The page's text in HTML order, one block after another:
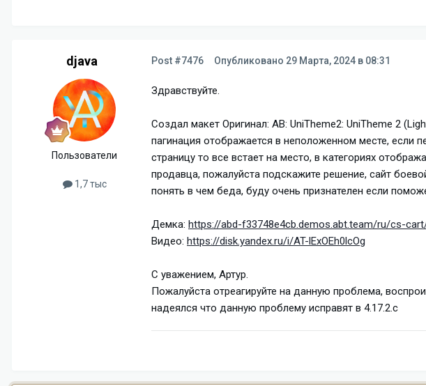
djava
Пользователи
1,7 тыс
Post #7476 Опубликовано 29 Марта, 2024 в 08:31
Здравствуйте.
Создал макет Оригинал: AB: UniTheme2: UniTheme 2
пагинация отображается в неположенном месте, если
страницу то все встает на место, в категориях
продавца, пожалуйста подскажите решение, сайт
понять в чем беда, буду очень признателен если
Демка: https://abd-f33748e4cb.demos.abt.team/ru/cs-
Видео: https://disk.yandex.ru/i/AT-lExOEh0lcOg
С уважением, Артур.
Пожалуйста отреагируйте на данную проблема,
надеялся что данную проблему исправят в 4.17.2.с